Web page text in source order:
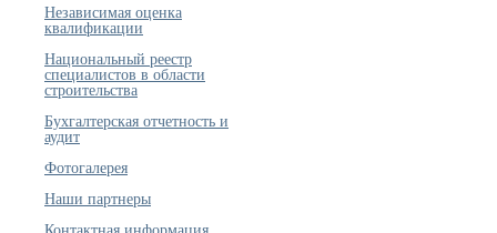
Независимая оценка
квалификации
Национальный реестр
специалистов в области
строительства
Бухгалтерская отчетность и
аудит
Фотогалерея
Наши партнеры